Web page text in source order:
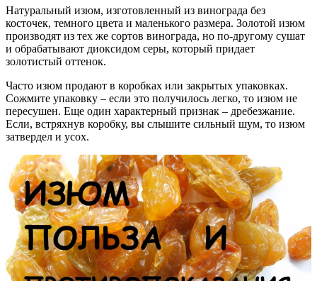
Натуральный изюм, изготовленный из винограда без
косточек, темного цвета и маленького размера. Золотой изюм
производят из тех же сортов винограда, но по-другому сушат
и обрабатывают диоксидом серы, который придает
золотистый оттенок.
Часто изюм продают в коробках или закрытых упаковках.
Сожмите упаковку – если это получилось легко, то изюм не
пересушен. Еще один характерный признак – дребезжание.
Если, встряхнув коробку, вы слышите сильный шум, то изюм
затвердел и усох.